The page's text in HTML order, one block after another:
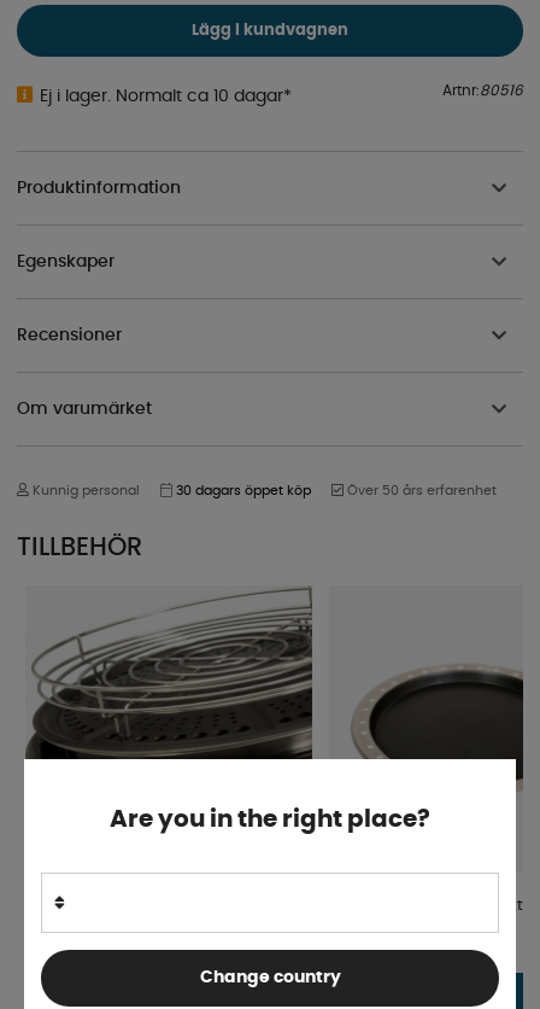
Lägg i kundvagnen
Ej i lager. Normalt ca 10 dagar* Artnr:80516
Produktinformation
Egenskaper
Recensioner
Om varumärket
Kunnig personal 30 dagars öppet köp Över 50 års erfarenhet
TILLBEHÖR
Cobb Stekgaller
Finns i lager
269 kr KÖP!
Cobb Grillpanna Rostfritt
699 kr
Are you in the right place?
Change country